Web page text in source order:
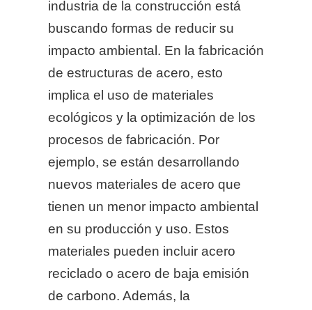
industria de la construcción está
buscando formas de reducir su
impacto ambiental. En la fabricación
de estructuras de acero, esto
implica el uso de materiales
ecológicos y la optimización de los
procesos de fabricación. Por
ejemplo, se están desarrollando
nuevos materiales de acero que
tienen un menor impacto ambiental
en su producción y uso. Estos
materiales pueden incluir acero
reciclado o acero de baja emisión
de carbono. Además, la